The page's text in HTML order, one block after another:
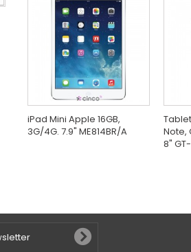
iPad Mini Apple 16GB,
3G/4G. 7.9" ME814BR/A
Note,
8"